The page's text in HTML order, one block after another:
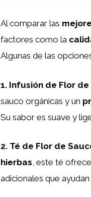
Al comparar las
factores como la
Algunas de las
1. Infusión de Flor
sauco orgánicas y un
Su sabor es suave y
2. Té de Flor de
hierbas, este té
adicionales que